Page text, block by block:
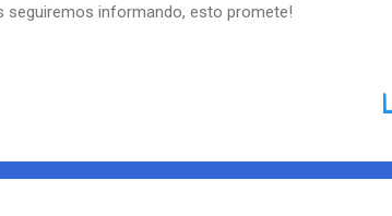
seguiremos informando, esto promete!